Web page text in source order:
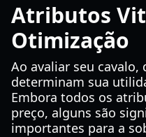
Atributos
Otimização
Ao avaliar seu
determinam sua
Embora todos os
preço, alguns são
importantes para a